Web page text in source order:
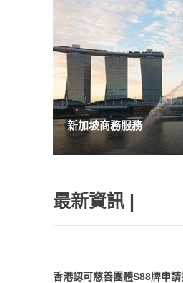
新加坡商務服務
最新資訊 |
香港認可慈善團體S88牌申請